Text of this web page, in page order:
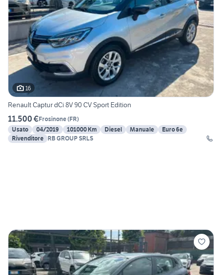
16
Renault Captur dCi 8V 90 CV Sport Edition
11.500 €Frosinone(FR)
Usato
04/2019 101000 Km Diesel Manuale
Euro 6e
Rivenditore RB GROUP SRLS